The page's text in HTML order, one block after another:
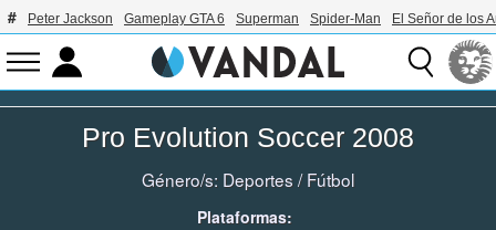
Peter Jackson Gameplay GTA 6 Superman Spider-Man El Señor de los
Pro Evolution Soccer 2008
Género/s: Deportes/Fútbol
Plataformas: